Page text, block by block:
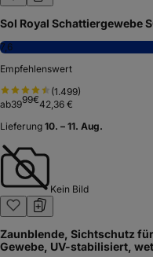
Sol Royal Schattiergewebe
7,6
Empfehlenswert
(1.499)
ab3999€42,36 €
Lieferung 10. – 11. Aug.
Kein Bild
Zaunblende, Sichtschutz
Gewebe, UV-stabilisiert,